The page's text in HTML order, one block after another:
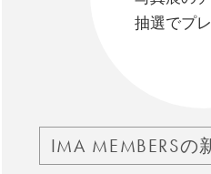
抽選でプ
IMA MEMBERSの